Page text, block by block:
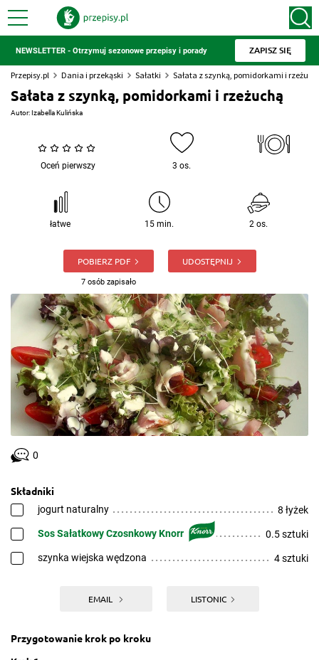
NEWSLETTER - Otrzymuj sezonowe przepisy i porady ZAPISZ SIĘ
Przepisy.pl Dania i przekąski Sałatki Sałata z szynką, pomidorkami i
Sałata z szynką, pomidorkami i rzeżuchą
Autor:Izabella Kulińska
Oceń pierwszy 3 os.
łatwe 15 min. 2 os.
POBIERZ PDF
7 osób zapisało
UDOSTĘPNIJ
0
Składniki
jogurt naturalny 8 łyżek
Sos Sałatkowy Czosnkowy Knorr 0.5 sztuki
szynka wiejska wędzona 4 sztuki
EMAIL LISTONIC
Przygotowanie krok po kroku